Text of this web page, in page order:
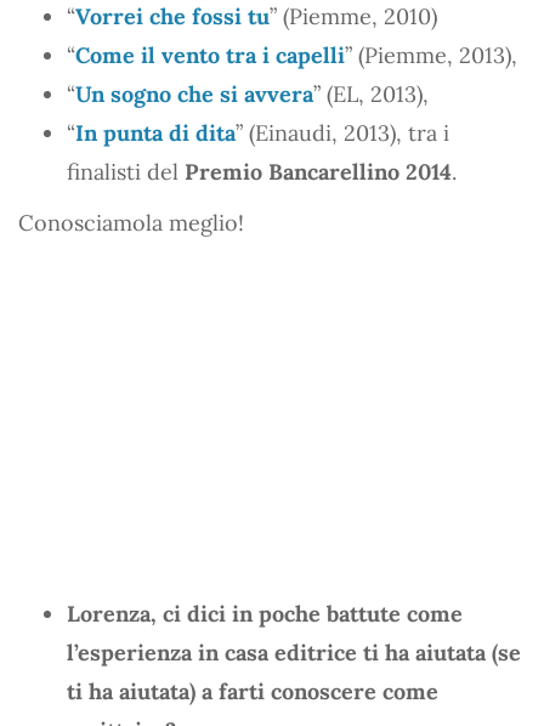
“Vorrei che fossi tu” (Piemme, 2010)
“Come il vento tra i capelli” (Piemme, 2013),
“Un sogno che si avvera” (EL, 2013),
“In punta di dita” (Einaudi, 2013), tra i
finalisti del Premio Bancarellino 2014.
Conosciamola meglio!
Lorenza, ci dici in poche battute come
l’esperienza in casa editrice ti ha aiutata (se
ti ha aiutata) a farti conoscere come